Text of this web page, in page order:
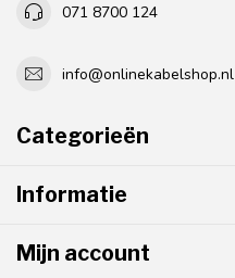
071 8700 124
info@onlinekabelshop.nl
Categorieën
Informatie
Mijn account